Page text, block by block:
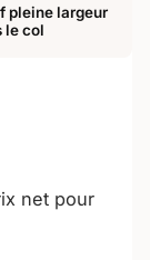
pleine largeur
le col
net pour